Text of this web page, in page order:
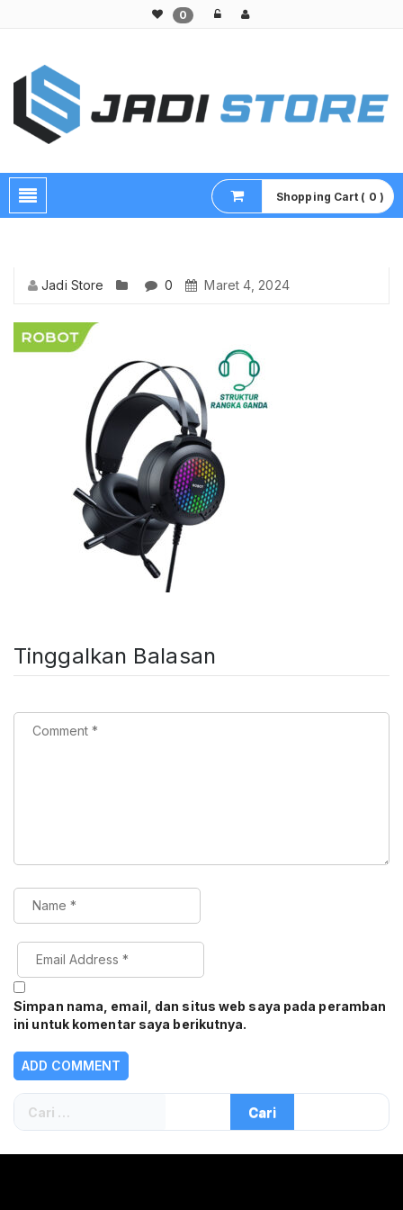
0
Shopping Cart ( 0 )
Jadi Store 0 Maret 4, 2024
Tinggalkan Balasan
Simpan nama, email, dan situs web saya pada peramban
ini untuk komentar saya berikutnya.
Cari
untuk: